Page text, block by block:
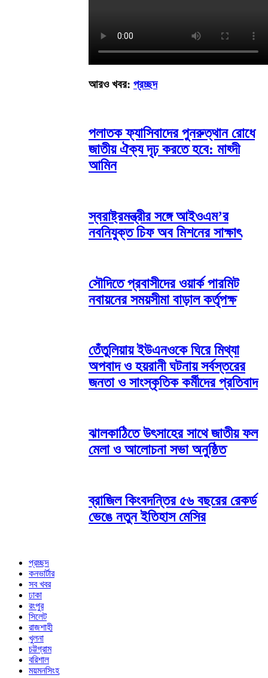
আরও খবর: প্রচ্ছদ
পলাতক ফ্যাসিবাদের পুনরুত্থান রোধে
জাতীয় ঐক্য দৃঢ় করতে হবে: মাহ্দী
আমিন
স্বরাষ্ট্রমন্ত্রীর সঙ্গে আইওএম’র
নবনিযুক্ত চিফ অব মিশনের সাক্ষাৎ
সৌদিতে প্রবাসীদের ওয়ার্ক পারমিট
নবায়নের সময়সীমা বাড়াল কর্তৃপক্ষ
তেঁতুলিয়ায় ইউএনওকে ঘিরে মিথ্যা
অপবাদ ও হয়রানী ঘটনায় সর্বস্তরের
জনতা ও সাংস্কৃতিক কর্মীদের প্রতিবাদ
ঝালকাঠিতে উৎসাহের সাথে জাতীয় ফল
মেলা ও আলোচনা সভা অনুষ্ঠিত
ব্রাজিল কিংবদন্তির ৫৬ বছরের রেকর্ড
ভেঙে নতুন ইতিহাস মেসির
প্রচ্ছদ
কনভার্টার
সব খবর
ঢাকা
রংপুর
সিলেট
রাজশাহী
খুলনা
চট্টগ্রাম
বরিশাল
ময়মনসিংহ